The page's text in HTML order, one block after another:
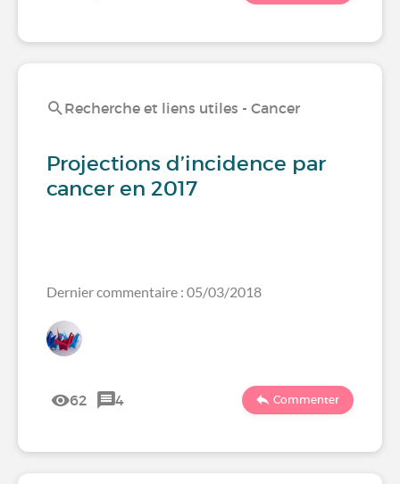
Recherche et liens utiles - Cancer
Projections d’incidence par
cancer en 2017
Dernier commentaire : 05/03/2018
62 4 Commenter